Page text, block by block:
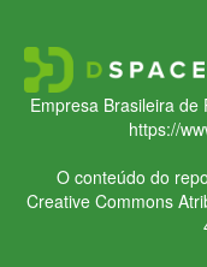
Empresa Brasileira de
https://
O conteúdo do
Creative Commons